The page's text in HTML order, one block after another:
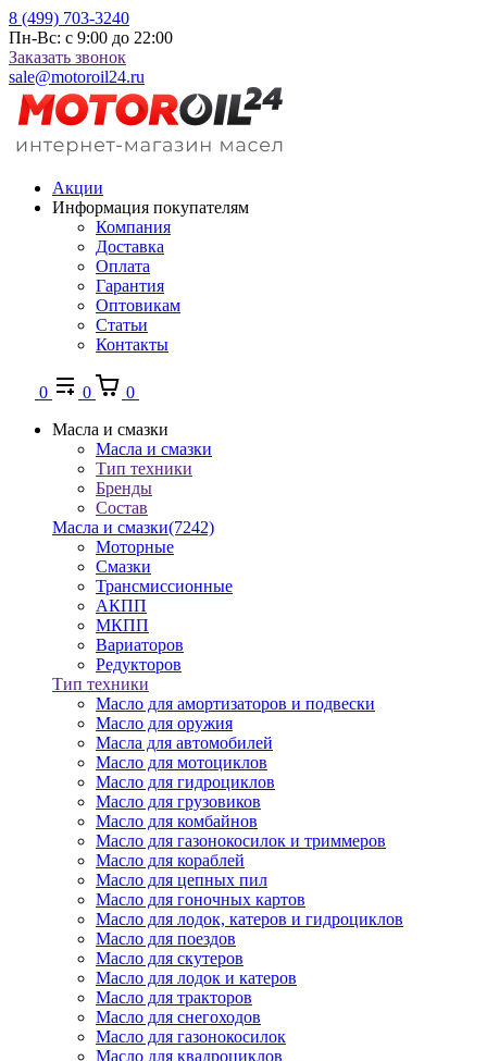
8 (499) 703-3240
Пн-Вс: с 9:00 до 22:00
Заказать звонок
sale@motoroil24.ru
Акции
Информация покупателям
Компания
Доставка
Оплата
Гарантия
Оптовикам
Статьи
Контакты
0 0
0
Масла и смазки
Масла и смазки
Тип техники
Бренды
Состав
Масла и смазки(7242)
Моторные
Смазки
Трансмиссионные
АКПП
МКПП
Вариаторов
Редукторов
Тип техники
Масло для амортизаторов и подвески
Масло для оружия
Масла для автомобилей
Масло для мотоциклов
Масло для гидроциклов
Масло для грузовиков
Масло для комбайнов
Масло для газонокосилок и триммеров
Масло для кораблей
Масло для цепных пил
Масло для гоночных картов
Масло для лодок, катеров и гидроциклов
Масло для поездов
Масло для скутеров
Масло для лодок и катеров
Масло для тракторов
Масло для снегоходов
Масло для газонокосилок
Масло для квадроциклов